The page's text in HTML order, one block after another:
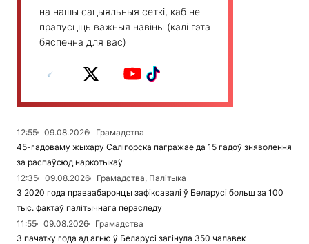
на нашы сацыяльныя сеткі, каб не
прапусціць важныя навіны (калі гэта
бяспечна для вас)
12:55 09.08.2026
Грамадства
45-гадоваму жыхару Салігорска пагражае да 15 гадоў зняволення
за распаўсюд наркотыкаў
12:35
09.08.2026
Грамадства, Палітыка
З 2020 года праваабаронцы зафіксавалі ў Беларусі больш за 100
тыс. фактаў палітычнага пераследу
11:55
09.08.2026
Грамадства
З пачатку года ад агню ў Беларусі загінула 350 чалавек